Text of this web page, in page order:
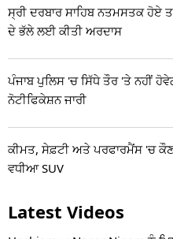
ਸ੍ਰੀ ਦਰਬਾਰ ਸਾਹਿਬ ਨਤਮਸਤਕ ਹੋਏ
ਦੇ ਭੱਲੇ ਲਈ ਕੀਤੀ ਅਰਦਾਸ
ਪੰਜਾਬ ਪੁਲਿਸ 'ਚ ਸਿੱਧੇ ਤੌਰ 'ਤੇ ਨਹੀਂ
ਨੋਟੀਫਿਕੇਸ਼ਨ ਜਾਰੀ
ਕੀਮਤ, ਸੇਫ਼ਟੀ ਅਤੇ ਪਰਫਾਰਮੈਂਸ 'ਚ
ਵਧੀਆ SUV
Latest Videos